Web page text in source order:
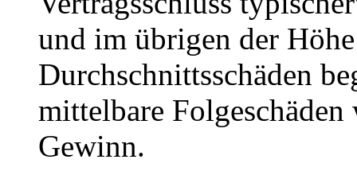
und im übrigen der
Durchschnittsschäden
mittelbare Folgeschäden
Gewinn.